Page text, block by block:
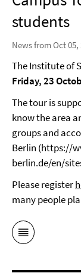
students
News from Oct 05,
The Institute of
Friday, 23
The tour is
know the area
groups and
Berlin (https://
berlin.de/en/
Please register
many people